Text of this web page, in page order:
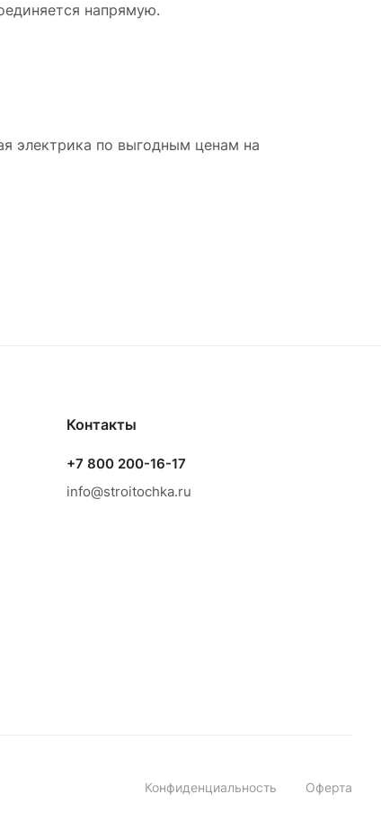
напрямую.
электрика по выгодным ценам на
Контакты
+7 800 200-16-17
info@stroitochka.ru
Конфиденциальность Оферта